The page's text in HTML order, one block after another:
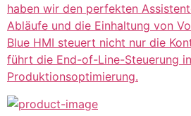
haben wir den perfekten
Abläufe und die Einhaltung von
Blue HMI steuert nicht nur die
führt die End-of-Line-Steuerung
Produktionsoptimierung.